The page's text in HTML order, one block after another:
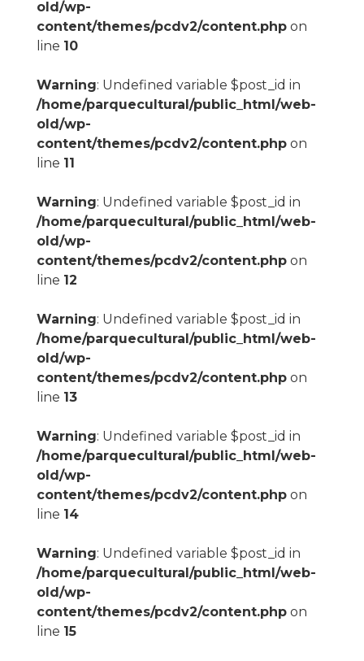
old/wp-
content/themes/pcdv2/content.phpon
line 10
Warning: Undefined variable $post_id in
/home/parquecultural/public_html/web-
old/wp-
content/themes/pcdv2/content.phpon
line 11
Warning: Undefined variable $post_id in
/home/parquecultural/public_html/web-
old/wp-
content/themes/pcdv2/content.phpon
line 12
Warning: Undefined variable $post_id in
/home/parquecultural/public_html/web-
old/wp-
content/themes/pcdv2/content.phpon
line 13
Warning: Undefined variable $post_id in
/home/parquecultural/public_html/web-
old/wp-
content/themes/pcdv2/content.phpon
line 14
Warning: Undefined variable $post_id in
/home/parquecultural/public_html/web-
old/wp-
content/themes/pcdv2/content.phpon
line 15